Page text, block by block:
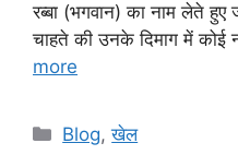
रब्बा (भगवान) का नाम लेते हुए
चाहते की उनके दिमाग में कोई
more
Categories
Blog,खेल